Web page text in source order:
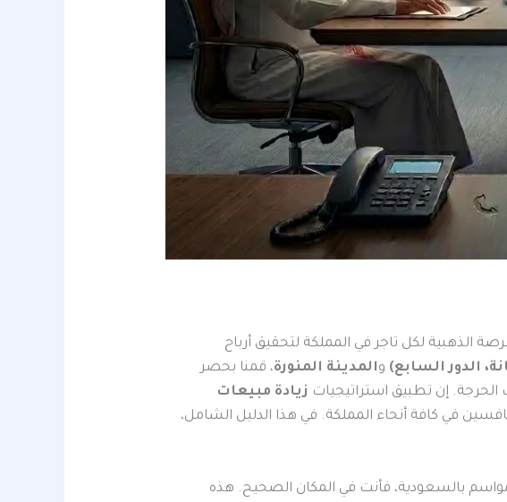
الذهبية لكل تاجر في المملكة لتحقيق أرباح
الدور السابع) والمدينة المنورة، قمنا بحصر
الحرجة. إن تطبيق استراتيجيات زيادة مبيعات
في كافة أنحاء المملكة. في هذا الدليل الشامل،
بالسعودية، فأنت في المكان الصحيح. هذه